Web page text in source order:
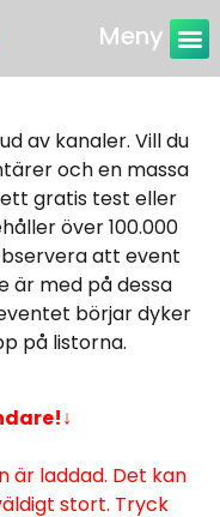
Meny
av kanaler. Vill du
och en massa
gratis test eller
över 100.000
att event
är med på dessa
börjar dyker
på listorna.
↓
är laddad. Det kan
stort. Tryck